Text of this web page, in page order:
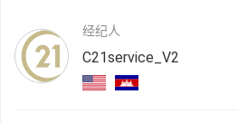
经纪人
C21service_V2